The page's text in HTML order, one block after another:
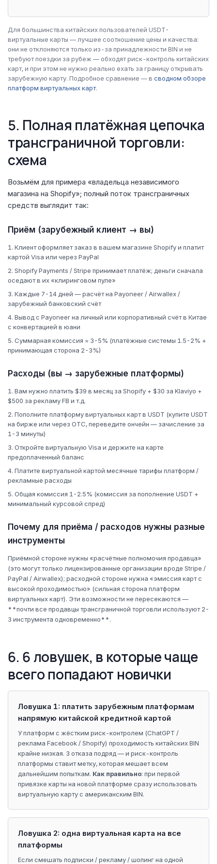
Для большинства китайских пользователей USDT-
виртуальные карты — лучшее соотношение цены и качества:
они не отклоняются только из-за принадлежности BIN и не
требуют поездки за рубеж — обходят риск-контроль китайских
карт, и при этом не нужно реально ехать за границу открывать
зарубежную карту. Подробное сравнение — в сводном обзоре
платформ виртуальных карт.
5. Полная платёжная цепочка
трансграничной торговли:
схема
Возьмём для примера «владельца независимого
магазина на Shopify»; полный поток трансграничных
средств выглядит так:
Приём (зарубежный клиент → вы)
Клиент оформляет заказ в вашем магазине Shopify и платит
картой Visa или через PayPal
Shopify Payments / Stripe принимает платёж; деньги сначала
оседают в их «клиринговом пуле»
Каждые 7-14 дней — расчёт на Payoneer / Airwallex /
зарубежный банковский счёт
Вывод с Payoneer на личный или корпоративный счёт в Китае
с конвертацией в юани
Суммарная комиссия ≈ 3-5% (платёжные системы 1.5-2% +
принимающая сторона 2-3%)
Расходы (вы → зарубежные платформы)
Вам нужно платить $39 в месяц за Shopify + $30 за Klaviyo +
$500 за рекламу FB и т.д.
Пополните платформу виртуальных карт в USDT (купите USDT
на бирже или через OTC, переведите ончейн — зачисление за
1-3 минуты)
Откройте виртуальную Visa и держите на карте
предоплаченный баланс
Платите виртуальной картой месячные тарифы платформ /
рекламные расходы
Общая комиссия 1-2.5% (комиссия за пополнение USDT +
минимальный курсовой спред)
Почему для приёма / расходов нужны разные
инструменты
Приёмной стороне нужны «расчётные полномочия продавца»
(это могут только лицензированные организации вроде Stripe /
PayPal / Airwallex); расходной стороне нужна «эмиссия карт с
высокой проходимостью» (сильная сторона платформ
виртуальных карт). Эти возможности не пересекаются —
**почти все продавцы трансграничной торговли используют 2-
3 инструмента одновременно**.
6. 6 ловушек, в которые чаще
всего попадают новички
Ловушка 1: платить зарубежным платформам
напрямую китайской кредитной картой
У платформ с жёстким риск-контролем (ChatGPT /
реклама Facebook / Shopify) проходимость китайских BIN
крайне низкая. 3 отказа подряд — и риск-контроль
платформы ставит метку, которая мешает всем
дальнейшим попыткам. Как правильно: при первой
привязке карты на новой платформе сразу использовать
виртуальную карту с американским BIN.
Ловушка 2: одна виртуальная карта на все
платформы
Если смешать подписки / рекламу / шопинг на одной